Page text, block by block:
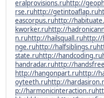
eralprovisions.ruhttp://
rse.ruhttp://getintoaflap.ru
eascorpus.ruhttp://
kworker.ruhttp://
n.ruhttp://hailsquall.ruhttp://
nge.ruhttp://halfsiblings.ru
state.ruhttp://handcoding.ru
handradar.ruhttp://
http://hangonpart.ruhttp://
oyteeth.ruhttp://
p://harmonicinteraction.ru